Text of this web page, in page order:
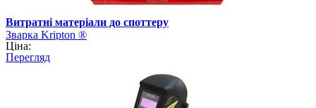
Витратні матеріали до споттеру
Зварка Kripton ®
Ціна:
Перегляд